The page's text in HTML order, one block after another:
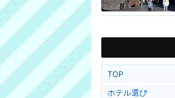
TOP
ホテル選び